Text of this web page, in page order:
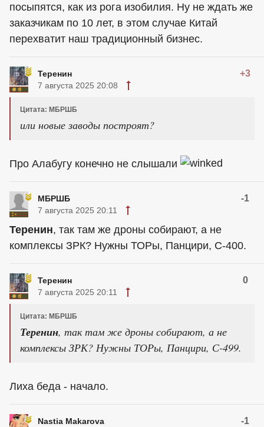
посыпятся, как из рога изобилия. Ну не ждать же
заказчикам по 10 лет, в этом случае Китай
перехватит наш традиционный бизнес.
Теренин +3
7 августа 2025 20:08
Цитата: МБРШБ
или новые заводы построят?
Про Алабугу конечно не слышали
МБРШБ -1
7 августа 2025 20:11
Теренин, так там же дроны собирают, а не
комплексы ЗРК? Нужны ТОРы, Панцири, С-400.
Теренин 0
7 августа 2025 20:11
Цитата: МБРШБ
Теренин, так там же дроны собирают, а не
комплексы ЗРК? Нужны ТОРы, Панцири, С-499.
Лиха беда - начало.
Nastia Makarova -1